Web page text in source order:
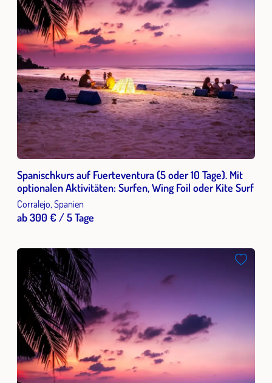
Spanischkurs auf Fuerteventura (5 oder 10 Tage). Mit
optionalen Aktivitäten: Surfen, Wing Foil oder Kite Surf
Corralejo, Spanien
ab 300 € / 5 Tage